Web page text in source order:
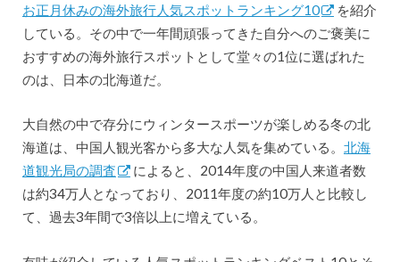
お正月休みの海外旅行人気スポットランキング10
を紹介
している。その中で一年間頑張ってきた自分へのご褒美に
おすすめの海外旅行スポットとして堂々の1位に選ばれた
のは、日本の北海道だ。
大自然の中で存分にウィンタースポーツが楽しめる冬の北
海道は、中国人観光客から多大な人気を集めている。 北海
道観光局の調査
によると、2014年度の中国人来道者数
は約34万人となっており、2011年度の約10万人と比較し
て、過去3年間で3倍以上に増えている。